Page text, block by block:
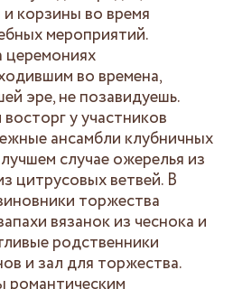
корзины во время
мероприятий.
церемониях
во времена,
эре, не позавидуешь.
у участников
ансамбли клубничных
случае ожерелья из
цитрусовых ветвей. В
торжества
вязанок из чеснока и
родственники
и зал для торжества.
романтическим